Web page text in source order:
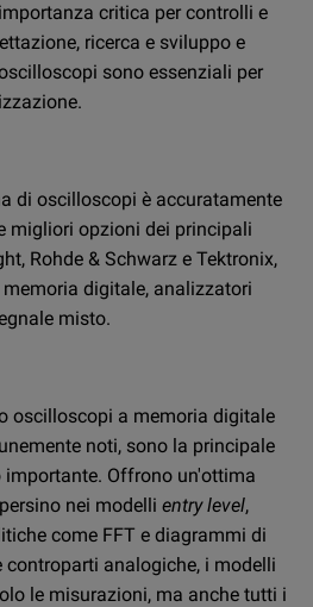
digitale moderno, lo
la frequenza se
di banda adeguata per fornire
bisogna misurare
la scala orizzontale del
di divisioni orizzontali di
il periodo del segnale
divisioni orizzontali per il
si può calcolare la frequenza
forma d'onda.
usato?
possono essere piuttosto
strumentazione nuova con un
esiste un'opzione più
di un oscilloscopio usato.
attentamente tutti gli
critica per controlli e
ricerca e sviluppo e
sono essenziali per
di oscilloscopi è accuratamente
migliori opzioni dei principali
Rohde & Schwarz e Tektronix,
digitale, analizzatori
misto.
oscilloscopi a memoria digitale
noti, sono la principale
importante. Offrono un'ottima
nei modelli entry level,
come FFT e diagrammi di
controparti analogiche, i modelli
le misurazioni, ma anche tutti i